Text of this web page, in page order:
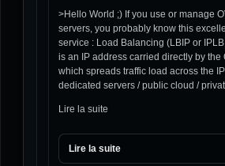
>Hello World ;) If you use or manage
servers, you probably know this
service : Load Balancing (LBIP or
is an IP address carried directly by the
which spreads traffic load across the
dedicated servers / public cloud /
Lire la suite
Lire la suite